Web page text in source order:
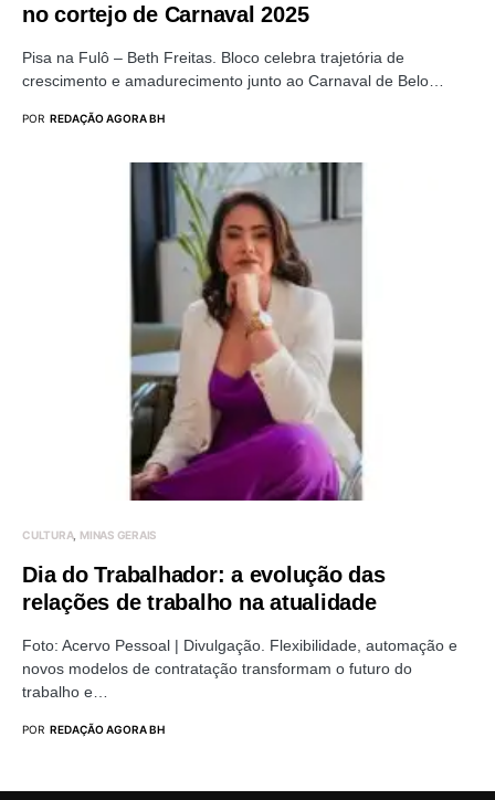
no cortejo de Carnaval 2025
Pisa na Fulô – Beth Freitas. Bloco celebra trajetória de
crescimento e amadurecimento junto ao Carnaval de Belo…
POR REDAÇÃO AGORA BH
CULTURA MINAS GERAIS
Dia do Trabalhador: a evolução das
relações de trabalho na atualidade
Foto: Acervo Pessoal | Divulgação. Flexibilidade, automação e
novos modelos de contratação transformam o futuro do
trabalho e…
POR REDAÇÃO AGORA BH